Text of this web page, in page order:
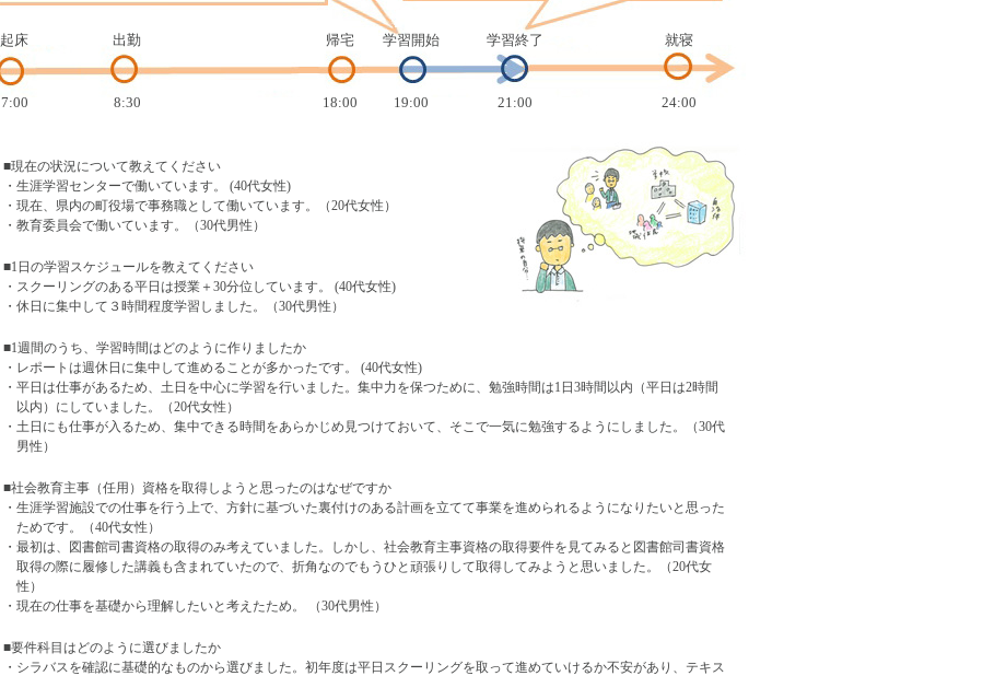
起床
7:00
出勤
8:30
帰宅
18:00
学習開始
19:00
学習終了
21:00
就寝
24:00
■現在の状況について教えてください
・生涯学習センターで働いています。 (40代女性)
・現在、県内の町役場で事務職として働いています。（20代女性）
・教育委員会で働いています。（30代男性）
■1日の学習スケジュールを教えてください
・スクーリングのある平日は授業＋30分位しています。 (40代女性)
・休日に集中して３時間程度学習しました。（30代男性）
■1週間のうち、学習時間はどのように作りましたか
・レポートは週休日に集中して進めることが多かったです。 (40代女性)
・平日は仕事があるため、土日を中心に学習を行いました。集中力を保つために、勉強時間は1日3時間以内（平日は2時間
以内）にしていました。（20代女性）
・土日にも仕事が入るため、集中できる時間をあらかじめ見つけておいて、そこで一気に勉強するようにしました。（30代
男性）
■社会教育主事（任用）資格を取得しようと思ったのはなぜですか
・生涯学習施設での仕事を行う上で、方針に基づいた裏付けのある計画を立てて事業を進められるようになりたいと思った
ためです。（40代女性）
・最初は、図書館司書資格の取得のみ考えていました。しかし、社会教育主事資格の取得要件を見てみると図書館司書資格
取得の際に履修した講義も含まれていたので、折角なのでもうひと頑張りして取得してみようと思いました。（20代女
性）
・現在の仕事を基礎から理解したいと考えたため。 （30代男性）
■要件科目はどのように選びましたか
・シラバスを確認に基礎的なものから選びました。初年度は平日スクーリングを取って進めていけるか不安があり、テキス